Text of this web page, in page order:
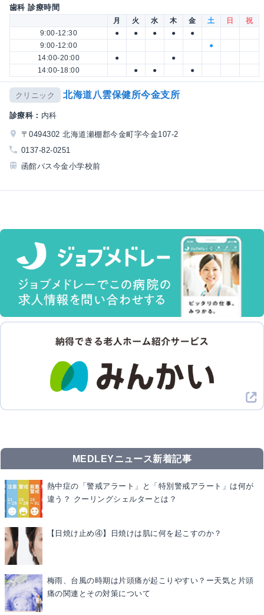
歯科 診療時間
月 火 水 木 金 土 日
祝
9:00-12:30
● ● ● ●
●
9:00-12:00
●
14:00-20:00
●
●
14:00-18:00
● ● ●
クリニック 北海道八雲保健所今金支所
診療科： 内科
〒0494302 北海道瀬棚郡今金町字今金107-2
0137-82-0251
函館バス今金小学校前
MEDLEYニュース新着記事
熱中症の「警戒アラート」と「特別警戒アラート」は何が
違う？ クーリングシェルターとは？
【日焼け止め④】日焼けは肌に何を起こすのか？
梅雨、台風の時期は片頭痛が起こりやすい？ー天気と片頭
痛の関連とその対策について